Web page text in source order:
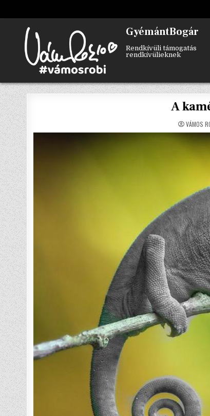
GyémántBogár
Rendkívüli támogatás
rendkívülieknek
A
VÁMOS